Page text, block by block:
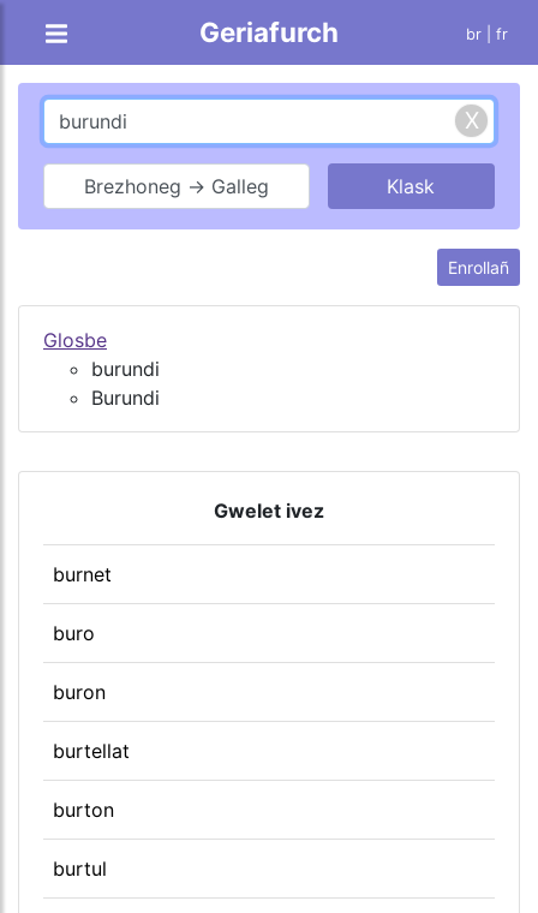
Geriafurch br | fr
Brezhoneg → Galleg
Enrollañ
Glosbe
burundi
Burundi
Gwelet ivez
burnet
buro
buron
burtellat
burton
burtul